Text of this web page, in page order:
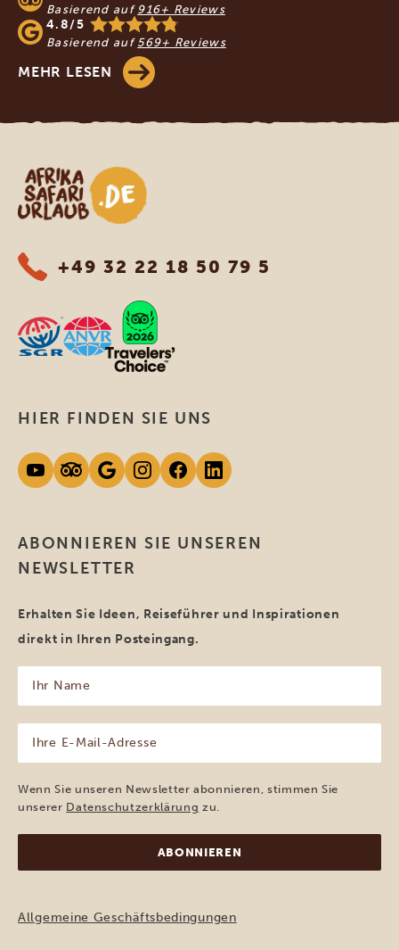
Basierend auf 916+ Reviews
4.8/5
Basierend auf 569+ Reviews
MEHR LESEN
Afrika Safari Urlaub
+49 32 22 18 50 79 5
ABONNIEREN SIE UNSEREN
NEWSLETTER
Erhalten Sie Ideen, Reiseführer und Inspirationen
direkt in Ihren Posteingang.
Name
(erforderlich)
Mail-
Adresse
(erforderlich)
Wenn Sie unseren Newsletter abonnieren, stimmen Sie
unserer Datenschutzerklärung zu.
HIER FINDEN SIE UNS
Allgemeine Geschäftsbedingungen